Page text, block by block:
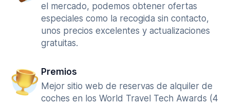
el mercado, podemos obtener ofertas
especiales como la recogida sin contacto,
unos precios excelentes y actualizaciones
gratuitas.
Premios
Mejor sitio web de reservas de alquiler de
coches en los World Travel Tech Awards (4